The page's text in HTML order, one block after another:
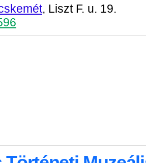
, Liszt F. u. 19.